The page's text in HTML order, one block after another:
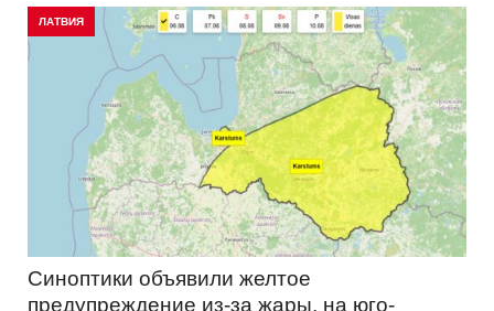
ЛАТВИЯ
Синоптики объявили желтое
предупреждение из-за жары, на юго-